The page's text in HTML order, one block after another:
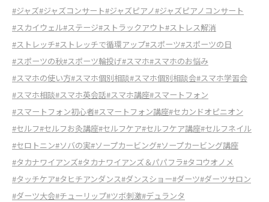
#ジャズ#ジャズコンサート#ジャズピアノ#ジャズピアノコンサート
#スカイウェル#ステージ#ストラックアウト#ストレス解消
#ストレッチ#ストレッチで循環アップ#スポーツ#スポーツの日
#スポーツの秋#スポーツ輪投げ#スマホ#スマホのお悩み
#スマホの使い方#スマホ個別相談#スマホ個別相談会#スマホ学習会
#スマホ相談#スマホ英会話#スマホ講座#スマートフォン
#スマートフォン初心者#スマートフォン講座#セカンドオピニオン
#セルフ#セルフお灸講座#セルフケア#セルフケア講座#セルフネイル
#セロトニン#ソバの実#ソープカービング#ソープカービング講座
#タカナワイアンズ#タカナワイアンズ＆パパフラ#タコウオノメ
#タッチケア#タヒチアンダンス#ダンスショー#ダーツ#ダーツサロン
#ダーツ大会#チューリップ#ツボ刺激#デュランタ